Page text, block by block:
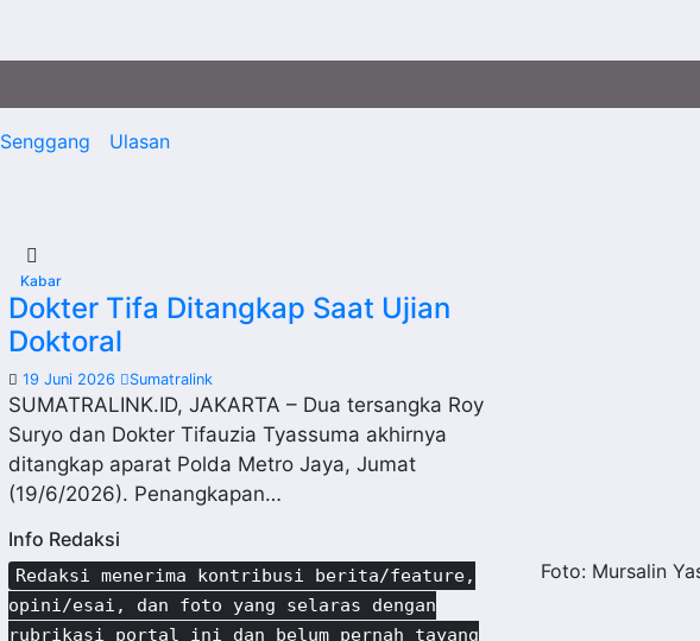
Senggang Ulasan
Kabar
Dokter Tifa Ditangkap Saat Ujian
Doktoral
19 Juni 2026 Sumatralink
SUMATRALINK.ID, JAKARTA – Dua tersangka Roy
Suryo dan Dokter Tifauzia Tyassuma akhirnya
ditangkap aparat Polda Metro Jaya, Jumat
(19/6/2026). Penangkapan…
Info Redaksi
Redaksi menerima kontribusi berita/feature,
opini/esai, dan foto yang selaras dengan
rubrikasi portal ini dan belum pernah tayang
Foto: Mursalin